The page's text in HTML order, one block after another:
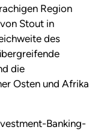
Region
Stout in
des
die
Osten und Afrika
Banking-